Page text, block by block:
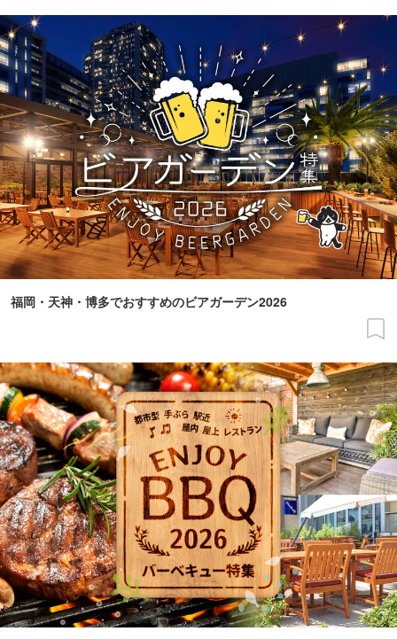
福岡・天神・博多でおすすめのビアガーデン2026